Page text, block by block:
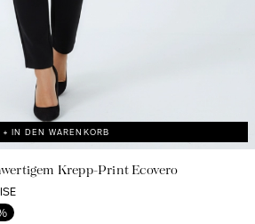
+ IN DEN WARENKORB
Krepp-Print Ecovero